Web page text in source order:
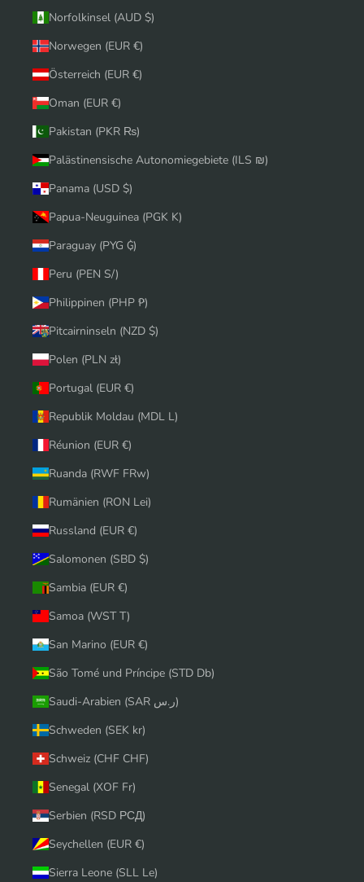
Norfolkinsel (AUD $)
Norwegen (EUR €)
Österreich (EUR €)
Oman (EUR €)
Pakistan (PKR ₨)
Palästinensische Autonomiegebiete (ILS ₪)
Panama (USD $)
Papua-Neuguinea (PGK K)
Paraguay (PYG ₲)
Peru (PEN S/)
Philippinen (PHP ₱)
Pitcairninseln (NZD $)
Polen (PLN zł)
Portugal (EUR €)
Republik Moldau (MDL L)
Réunion (EUR €)
Ruanda (RWF FRw)
Rumänien (RON Lei)
Russland (EUR €)
Salomonen (SBD $)
Sambia (EUR €)
Samoa (WST T)
San Marino (EUR €)
São Tomé und Príncipe (STD Db)
Saudi-Arabien (SAR ر.س)
Schweden (SEK kr)
Schweiz (CHF CHF)
Senegal (XOF Fr)
Serbien (RSD РСД)
Seychellen (EUR €)
Sierra Leone (SLL Le)